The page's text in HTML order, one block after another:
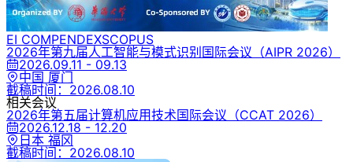
EI COMPENDEXSCOPUS
2026年第九届人工智能与模式识别国际会议 （AIPR 2026）
2026.09.11 - 09.13
中国 厦门
截稿时间： 2026.08.10
相关会议
2026年第五届计算机应用技术国际会议 （CCAT 2026）
2026.12.18 - 12.20
日本 福冈
截稿时间： 2026.08.10